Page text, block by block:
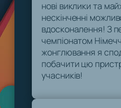
нові виклики та
нескінченні
вдосконалення! З
чемпіонатом
жонглювання я
побачити цю
учасників!